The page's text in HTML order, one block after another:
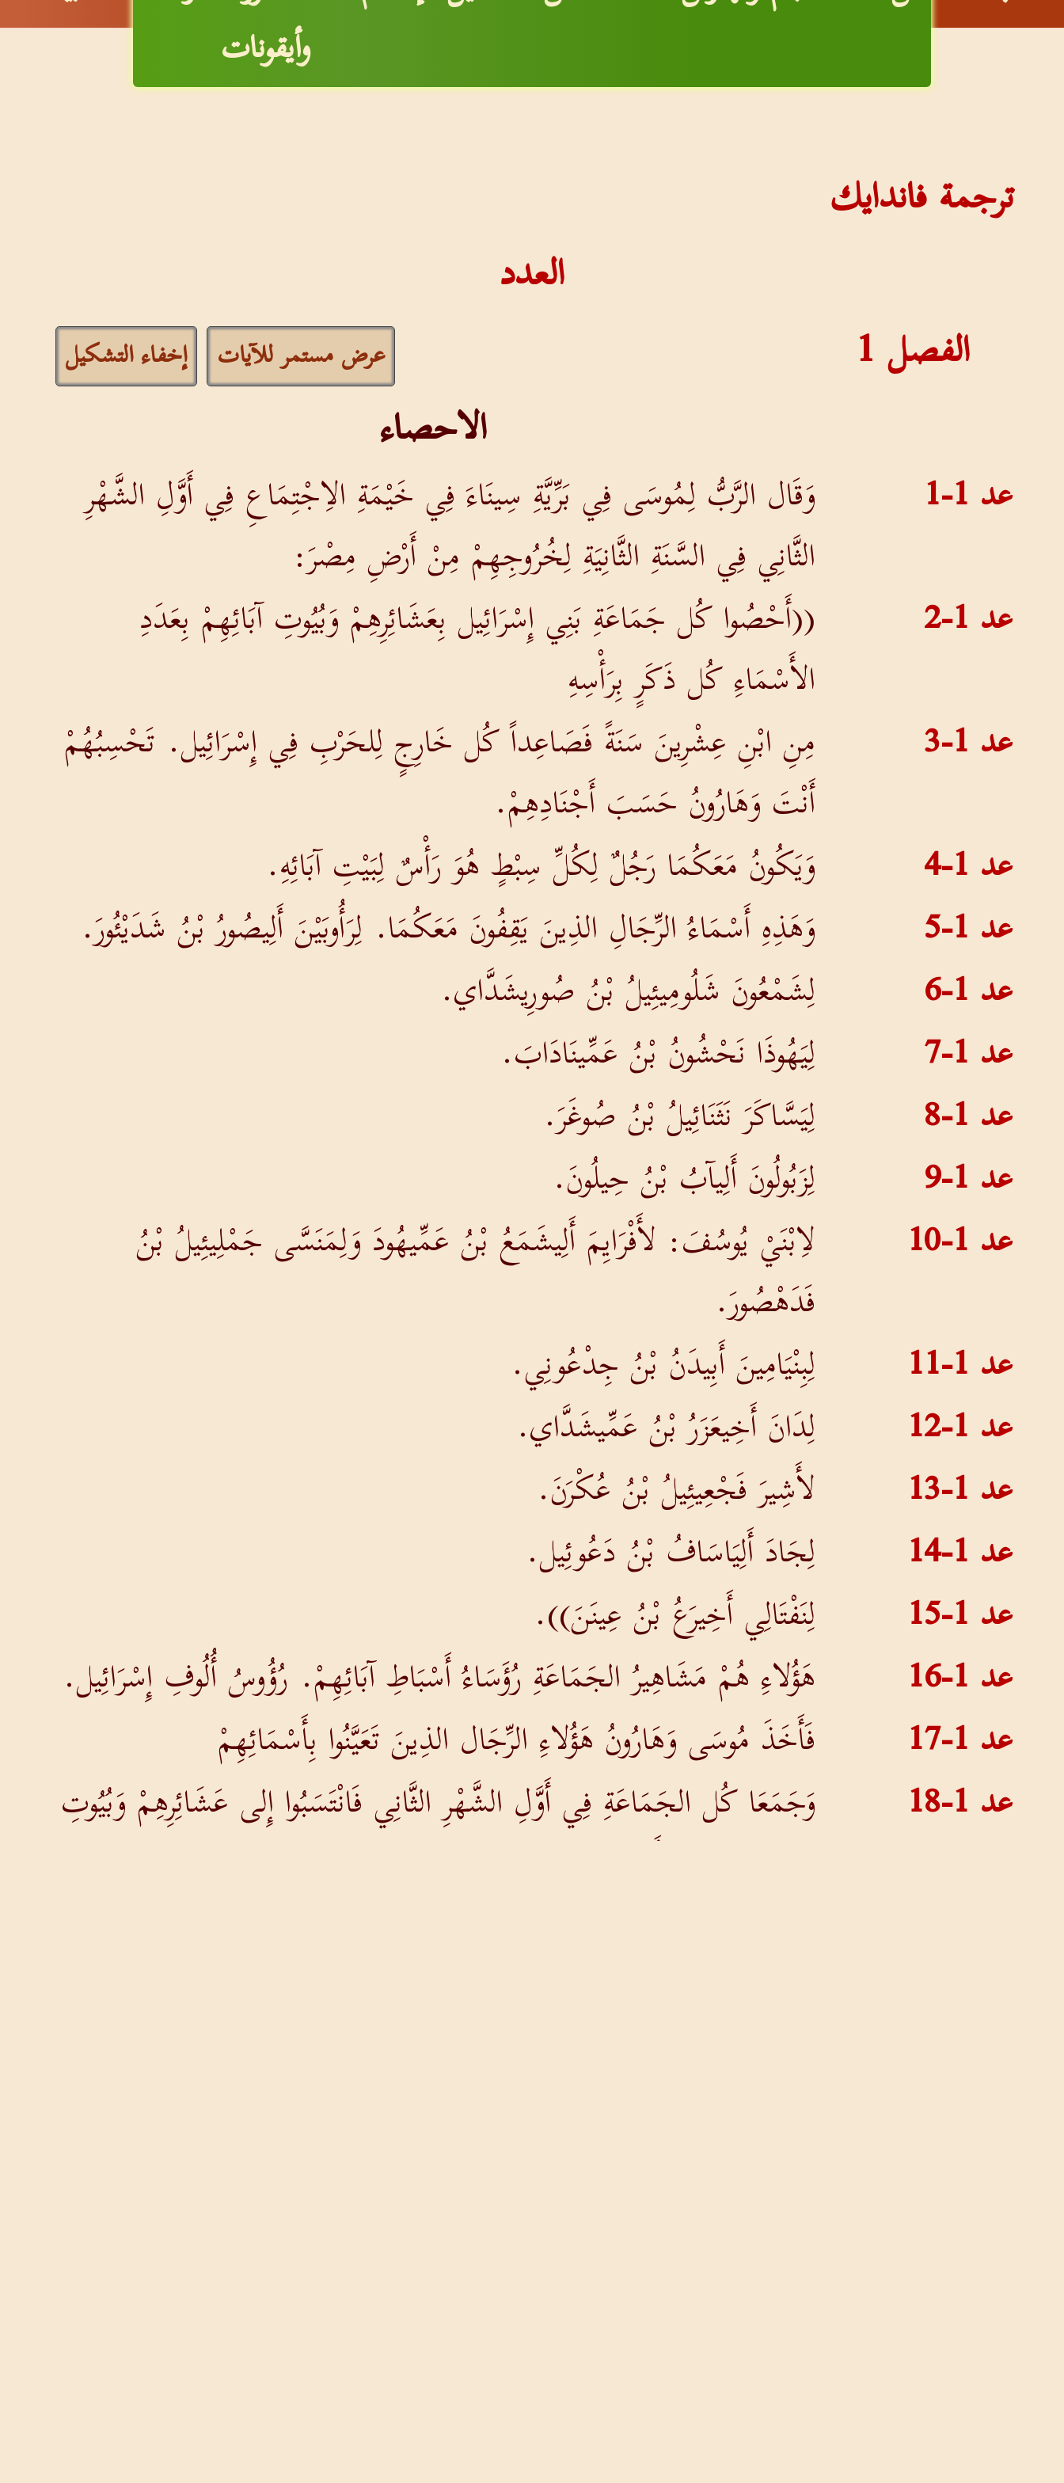
وأيقونات
ترجمة فاندايك
العدد
الفصل1 عرض مستمر للآيات إخفاء التشكيل
الاحصاء
عد 1-1
وَقَال الرَّبُّ لِمُوسَى فِي بَرِّيَّةِ سِينَاءَ فِي خَيْمَةِ الاِجْتِمَاعِ فِي أَوَّلِ الشَّهْرِ
الثَّانِي فِي السَّنَةِ الثَّانِيَةِ لِخُرُوجِهِمْ مِنْ أَرْضِ مِصْرَ:
عد 1-2
((أَحْصُوا كُل جَمَاعَةِ بَنِي إِسْرَائِيل بِعَشَائِرِهِمْ وَبُيُوتِ آبَائِهِمْ بِعَدَدِ
الأَسْمَاءِ كُل ذَكَرٍ بِرَأْسِهِ
عد 1-3
مِنِ ابْنِ عِشْرِينَ سَنَةً فَصَاعِداً كُل خَارِجٍ لِلحَرْبِ فِي إِسْرَائِيل. تَحْسِبُهُمْ
أَنْتَ وَهَارُونُ حَسَبَ أَجْنَادِهِمْ.
عد 1-4
وَيَكُونُ مَعَكُمَا رَجُلٌ لِكُلِّ سِبْطٍ هُوَ رَأْسٌ لِبَيْتِ آبَائِهِ.
عد 1-5
وَهَذِهِ أَسْمَاءُ الرِّجَالِ الذِينَ يَقِفُونَ مَعَكُمَا. لِرَأُوبَيْنَ أَلِيصُورُ بْنُ شَدَيْئُورَ.
عد 1-6
لِشَمْعُونَ شَلُومِيئِيلُ بْنُ صُورِيشَدَّاي.
عد 1-7
لِيَهُوذَا نَحْشُونُ بْنُ عَمِّينَادَابَ.
عد 1-8
لِيَسَّاكَرَ نَثَنَائِيلُ بْنُ صُوغَرَ.
عد 1-9
لِزَبُولُونَ أَلِيآبُ بْنُ حِيلُونَ.
عد 1-10
لاِبْنَيْ يُوسُفَ: لأَفْرَايِمَ أَلِيشَمَعُ بْنُ عَمِّيهُودَ وَلِمَنَسَّى جَمْلِيئِيلُ بْنُ
فَدَهْصُورَ.
عد 1-11
لِبِنْيَامِينَ أَبِيدَنُ بْنُ جِدْعُونِي.
عد 1-12
لِدَانَ أَخِيعَزَرُ بْنُ عَمِّيشَدَّاي.
عد 1-13
لأَشِيرَ فَجْعِيئِيلُ بْنُ عُكْرَنَ.
عد 1-14
لِجَادَ أَلِيَاسَافُ بْنُ دَعُوئِيل.
عد 1-15
لِنَفْتَالِي أَخِيرَعُ بْنُ عِينَنَ)).
عد 1-16
هَؤُلاءِ هُمْ مَشَاهِيرُ الجَمَاعَةِ رُؤَسَاءُ أَسْبَاطِ آبَائِهِمْ. رُؤُوسُ أُلُوفِ إِسْرَائِيل.
عد 1-17
فَأَخَذَ مُوسَى وَهَارُونُ هَؤُلاءِ الرِّجَال الذِينَ تَعَيَّنُوا بِأَسْمَائِهِمْ
عد 1-18
وَجَمَعَا كُل الجَمَاعَةِ فِي أَوَّلِ الشَّهْرِ الثَّانِي فَانْتَسَبُوا إِلى عَشَائِرِهِمْ وَبُيُوتِ
آبَائِهِمْ بِعَدَدِ الأَسْمَاءِ مِنِ ابْنِ عِشْرِينَ سَنَةً فَصَاعِداً بِرُؤُوسِهِمْ